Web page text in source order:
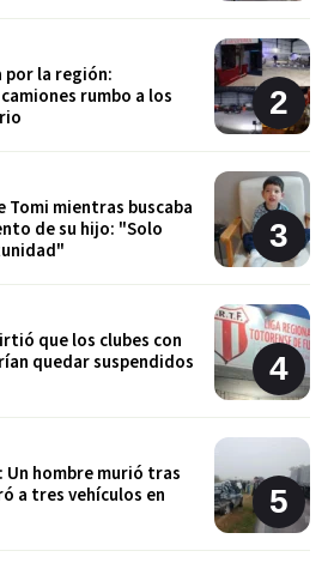
por la región:
rumbo a los
Tomi mientras buscaba
de su hijo: "Solo
que los clubes con
quedar suspendidos
Un hombre murió tras
a tres vehículos en